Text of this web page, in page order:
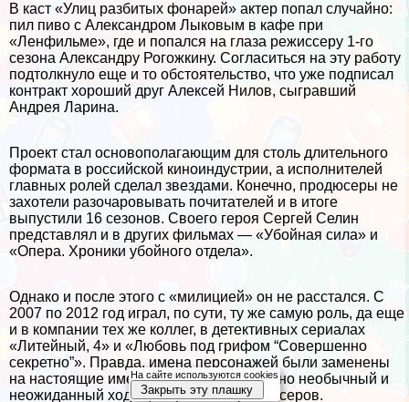
В каст «Улиц разбитых фонарей» актер попал случайно:
пил пиво с Александром Лыковым в кафе при
«Ленфильме», где и попался на глаза режиссеру 1-го
сезона Александру Рогожкину. Согласиться на эту работу
подтолкнуло еще и то обстоятельство, что уже подписал
контpaкт хороший друг Алексей Нилов, сыгравший
Андрея Ларина.
Проект стал основополагающим для столь длительного
формата в российской киноиндустрии, а исполнителей
главных ролей сделал звездами. Конечно, продюсеры не
захотели разочаровывать почитателей и в итоге
выпустили 16 сезонов. Своего героя Сергeй Селин
представлял и в других фильмах — «Убойная сила» и
«Опера. Хроники убойного отдела».
Однако и после этого с «милицией» он не расстался. С
2007 по 2012 год играл, по сути, ту же самую роль, да еще
и в компании тех же коллег, в детективных сериалах
«Литейный, 4» и «Любовь под грифом “Совершенно
секретно”». Правда, имена персонажей были заменены
на настоящие имена актеров — довольно необычный и
неожиданный ход сценаристов и режиссеров.
На сайте используются cookies
Закрыть эту плашку